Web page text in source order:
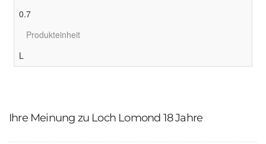
0.7
Produkteinheit
L
Ihre Meinung zu Loch Lomond 18 Jahre